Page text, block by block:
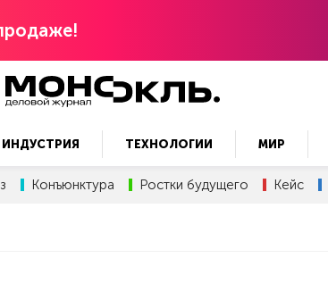
ИНДУСТРИЯ ТЕХНОЛОГИИ МИР
Конъюнктура Ростки будущего Кейс